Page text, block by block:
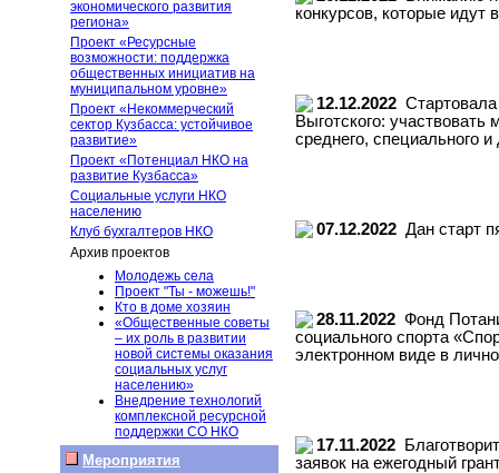
экономического развития
региона»
Проект «Ресурсные
возможности: поддержка
общественных инициатив на
муниципальном уровне»
Проект «Некоммерческий
сектор Кузбасса: устойчивое
развитие»
Проект «Потенциал НКО на
развитие Кузбасса»
Социальные услуги НКО
населению
Клуб бухгалтеров НКО
Архив проектов
Молодежь села
Проект "Ты - можешь!"
Кто в доме хозяин
«Общественные советы
– их роль в развитии
новой системы оказания
социальных услуг
населению»
Внедрение технологий
комплексной ресурсной
поддержки СО НКО
Мероприятия
конкурсов, которые
12.12.2022
Выготского:
среднего, специального
07.12.2022 Дан старт
28.11.2022 Фонд
социального спорта
электронном виде в
17.11.2022
заявок на ежегодный